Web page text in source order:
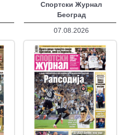
Спортски Журнал
Београд
07.08.2026